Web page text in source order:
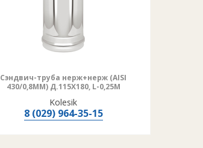
Сэндвич-труба нерж+нерж (AISI
430/0,8ММ) Д.115Х180, L-0,25М
Kolesik
8 (029) 964-35-15